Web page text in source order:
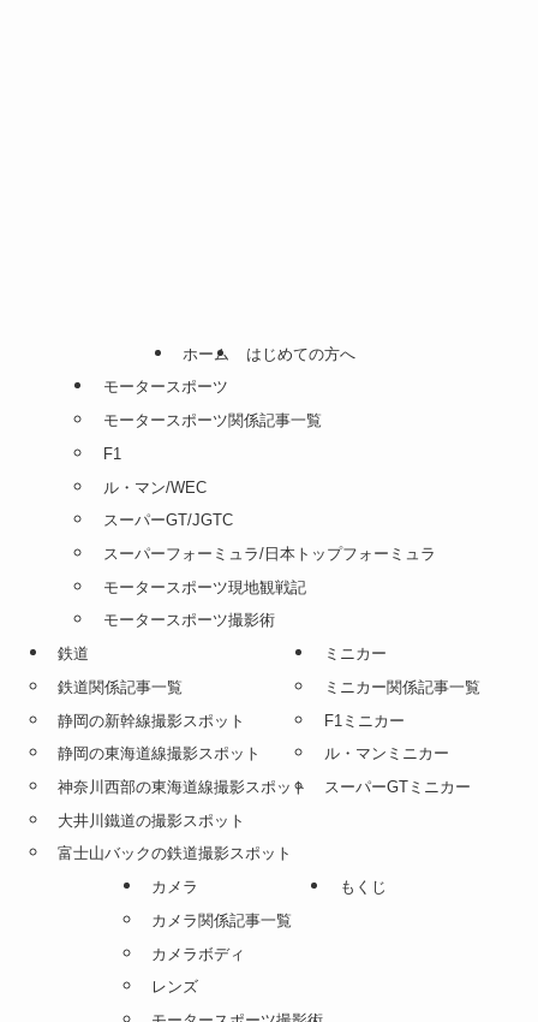
ホーム
はじめての方へ
モータースポーツ
モータースポーツ関係記事一覧
F1
ル・マン/WEC
スーパーGT/JGTC
スーパーフォーミュラ/日本トップフォーミュラ
モータースポーツ現地観戦記
モータースポーツ撮影術
鉄道
鉄道関係記事一覧
静岡の新幹線撮影スポット
静岡の東海道線撮影スポット
神奈川西部の東海道線撮影スポット
大井川鐵道の撮影スポット
富士山バックの鉄道撮影スポット
ミニカー
ミニカー関係記事一覧
F1ミニカー
ル・マンミニカー
スーパーGTミニカー
カメラ
カメラ関係記事一覧
カメラボディ
レンズ
もくじ